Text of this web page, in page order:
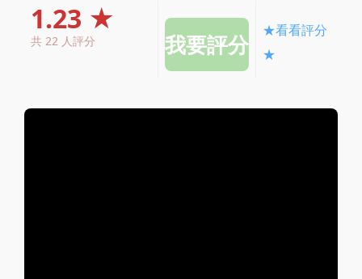
1.23 ★
共 22 人評分
★看看評分
★